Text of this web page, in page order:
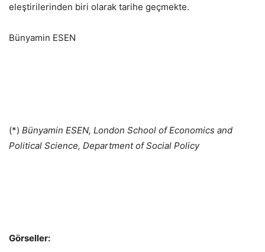
eleştirilerinden biri olarak tarihe geçmekte.
Bünyamin ESEN
(*) Bünyamin ESEN, London School of Economics and
Political Science, Department of Social Policy
Görseller: